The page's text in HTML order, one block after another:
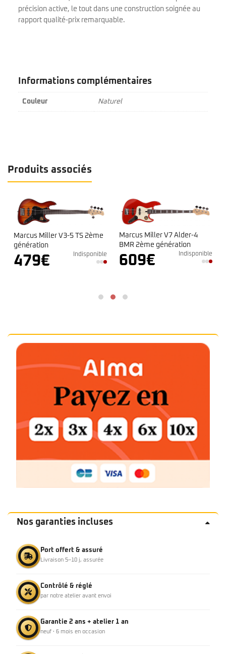
précision active, le tout dans une construction soignée au
rapport qualité-prix remarquable.
Informations complémentaires
Couleur Naturel
Produits associés
Marcus Miller V3-5 TS 2ème
génération
479€ Indisponible
Marcus Miller V7 Alder-4
BMR 2ème génération
609€ Indisponible
Nos garanties incluses
Port offert & assuré
Livraison 5–10 j, assurée
Contrôlé & réglé
par notre atelier avant envoi
Garantie 2 ans + atelier 1 an
neuf · 6 mois en occasion